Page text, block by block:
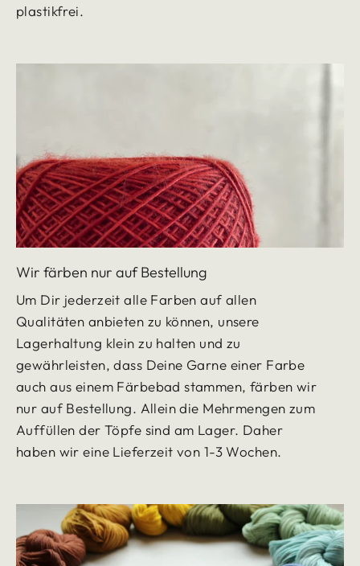
plastikfrei.
Wir färben nur auf Bestellung
Um Dir jederzeit alle Farben auf allen
Qualitäten anbieten zu können, unsere
Lagerhaltung klein zu halten und zu
gewährleisten, dass Deine Garne einer Farbe
auch aus einem Färbebad stammen, färben wir
nur auf Bestellung. Allein die Mehrmengen zum
Auffüllen der Töpfe sind am Lager. Daher
haben wir eine Lieferzeit von 1-3 Wochen.